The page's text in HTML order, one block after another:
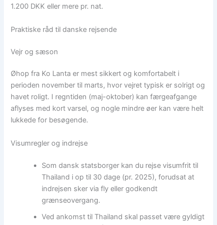
1.200 DKK eller mere pr. nat.
Praktiske råd til danske rejsende
Vejr og sæson
Øhop fra Ko Lanta er mest sikkert og komfortabelt i
perioden november til marts, hvor vejret typisk er solrigt og
havet roligt. I regntiden (maj-oktober) kan færgeafgange
aflyses med kort varsel, og nogle mindre øer kan være helt
lukkede for besøgende.
Visumregler og indrejse
Som dansk statsborger kan du rejse visumfrit til
Thailand i op til 30 dage (pr. 2025), forudsat at
indrejsen sker via fly eller godkendt
grænseovergang.
Ved ankomst til Thailand skal passet være gyldigt